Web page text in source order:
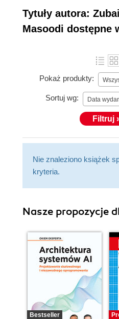
Tytuły autora:
Masoodi dostępne
Pokaż produkty:
Sortuj wg: Data
Filtruj
Nie znaleziono książek
kryteria.
Nasze propozycje
Bestseller